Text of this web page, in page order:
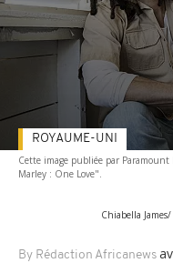
Cette image publiée par
Marley : One Love".
Chiabella
By Rédaction Africanews
ROYAUME-UNI